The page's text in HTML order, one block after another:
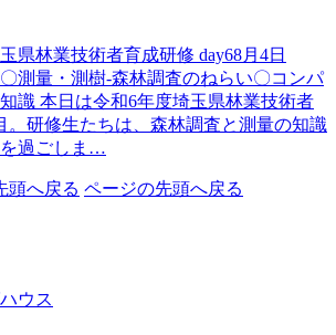
県林業技術者育成研修 day68月4日
〇測量・測樹-森林調査のねらい〇コンパ
識 本日は令和6年度埼玉県林業技術者
。研修生たちは、森林調査と測量の知識
過ごしま…
頭へ戻る ページの先頭へ戻る
ウス